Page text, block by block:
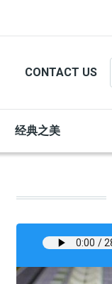
CONTACT US
经典之美